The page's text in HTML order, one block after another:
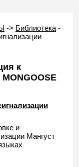
-> Библиотека -
к
и
Мангуст